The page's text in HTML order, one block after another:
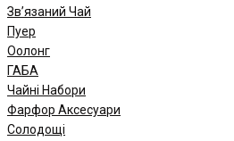
Зв’язаний Чай
Пуер
Oолонг
ГАБА
Чайні Набори
Фарфор Аксесуари
Солодощі